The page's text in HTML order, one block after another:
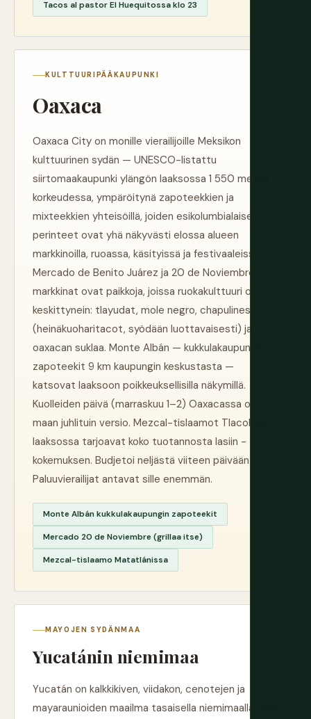
Tacos al pastor El Huequitossa klo 23
KULTTUURIPÄÄKAUPUNKI
Oaxaca
Oaxaca City on monille vierailijoille Meksikon
kulttuurinen sydän — UNESCO-listattu
siirtomaakaupunki ylängön laaksossa 1 550 metrin
korkeudessa, ympäröitynä zapoteekkien ja
mixteekkien yhteisöillä, joiden esikolumbialaiset
perinteet ovat yhä näkyvästi elossa alueen
markkinoilla, ruoassa, käsityissä ja festivaaleissa.
Mercado de Benito Juárez ja 20 de Noviembre -
markkinat ovat paikkoja, joissa ruokakulttuuri on
keskittynein: tlayudat, mole negro, chapulines
(heinäkuoharitacot, syödään luottavaisesti) ja
oaxacan suklaa. Monte Albán — kukkulakaupungin
zapoteekit 9 km kaupungin keskustasta —
katsovat laaksoon poikkeuksellisilla näkymillä.
Kuolleiden päivä (marraskuu 1–2) Oaxacassa on
maan juhlituin versio. Mezcal-tislaamot Tlacolula-
laaksossa tarjoavat koko tuotannosta lasiin -
kokemuksen. Budjetoi neljästä viiteen päivään.
Paluuvierailijat antavat sille enemmän.
Monte Albán kukkulakaupungin zapoteekit
Mercado 20 de Noviembre (grillaa itse)
Mezcal-tislaamo Matatlánissa
MAYOJEN SYDÄNMAA
Yucatánin niemimaa
Yucatán on kalkkikiven, viidakon, cenotejen ja
mayaraunioiden maailma tasaisella niemimaalla, joka